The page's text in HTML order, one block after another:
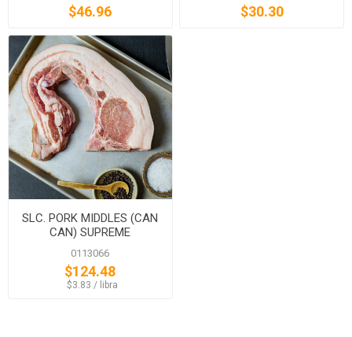
$46.96 $30.30
SLC. PORK MIDDLES (CAN
CAN) SUPREME
0113066
$124.48
‏‏‎ ‎‏‏‎ ‎$3.83 / libra